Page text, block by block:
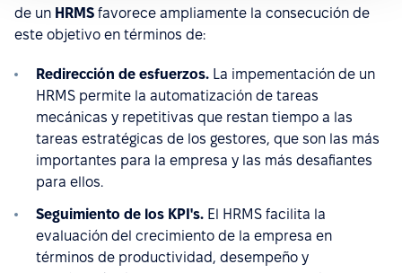
de un HRMS favorece ampliamente la consecución de
este objetivo en términos de:
Redirección de esfuerzos. La impementación de un
HRMS permite la automatización de tareas
mecánicas y repetitivas que restan tiempo a las
tareas estratégicas de los gestores, que son las más
importantes para la empresa y las más desafiantes
para ellos.
Seguimiento de los KPI's. El HRMS facilita la
evaluación del crecimiento de la empresa en
términos de productividad, desempeño y